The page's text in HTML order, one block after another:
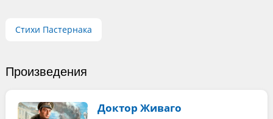
Стихи Пастернака
Произведения
Доктор Живаго